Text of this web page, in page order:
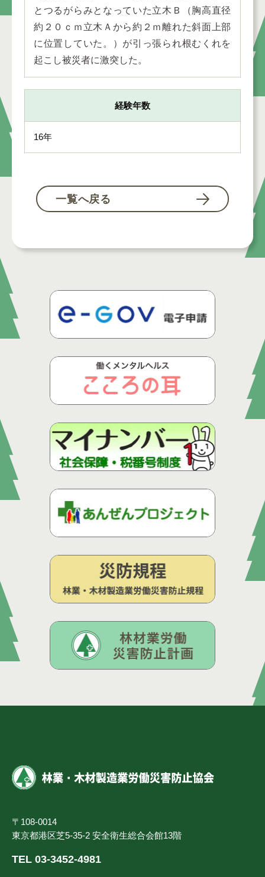
とつるがらみとなっていた立木Ｂ（胸高直径
約２０ｃｍ立木Ａから約２ｍ離れた斜面上部
に位置していた。）が引っ張られ根むくれを
起こし被災者に激突した。
経験年数
16年
一覧へ戻る
〒108-0014
東京都港区芝5-35-2 安全衛生総合会館13階
TEL 03-3452-4981